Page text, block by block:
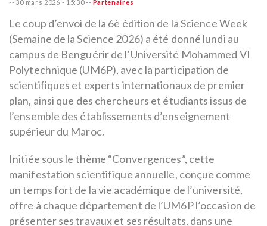
-- 30 mars 2026 - 15:30-- Partenaires
Le coup d’envoi de la 6è édition de la Science Week
(Semaine de la Science 2026) a été donné lundi au
campus de Benguérir de l’Université Mohammed VI
Polytechnique (UM6P), avec la participation de
scientifiques et experts internationaux de premier
plan, ainsi que des chercheurs et étudiants issus de
l’ensemble des établissements d’enseignement
supérieur du Maroc.
Initiée sous le thème “Convergences”, cette
manifestation scientifique annuelle, conçue comme
un temps fort de la vie académique de l’université,
offre à chaque département de l’UM6P l’occasion de
présenter ses travaux et ses résultats, dans une